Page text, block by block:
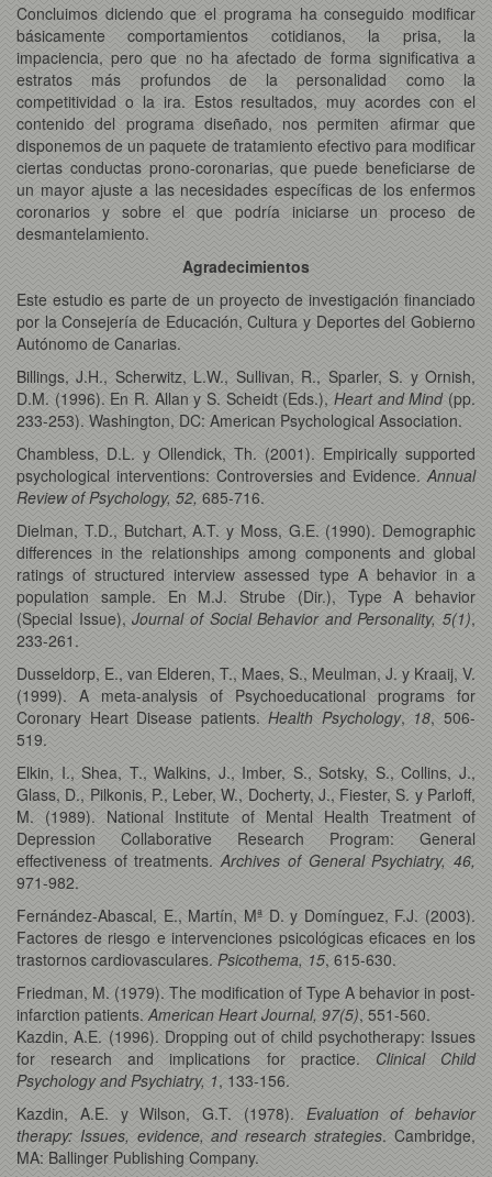
Concluimos diciendo que el programa ha conseguido modificar
básicamente comportamientos cotidianos, la prisa, la
impaciencia, pero que no ha afectado de forma significativa a
estratos más profundos de la personalidad como la
competitividad o la ira. Estos resultados, muy acordes con el
contenido del programa diseñado, nos permiten afirmar que
disponemos de un paquete de tratamiento efectivo para modificar
ciertas conductas prono-coronarias, que puede beneficiarse de
un mayor ajuste a las necesidades específicas de los enfermos
coronarios y sobre el que podría iniciarse un proceso de
desmantelamiento.
Agradecimientos
Este estudio es parte de un proyecto de investigación financiado
por la Consejería de Educación, Cultura y Deportes del Gobierno
Autónomo de Canarias.
Billings, J.H., Scherwitz, L.W., Sullivan, R., Sparler, S. y Ornish,
D.M. (1996). En R. Allan y S. Scheidt (Eds.), Heart and Mind(pp.
233-253). Washington, DC: American Psychological Association.
Chambless, D.L. y Ollendick, Th. (2001). Empirically supported
psychological interventions: Controversies and Evidence. Annual
Review of Psychology, 52, 685-716.
Dielman, T.D., Butchart, A.T. y Moss, G.E. (1990). Demographic
differences in the relationships among components and global
ratings of structured interview assessed type A behavior in a
population sample. En M.J. Strube (Dir.), Type A behavior
(Special Issue),Journal of Social Behavior and Personality, 5(1),
233-261.
Dusseldorp, E., van Elderen, T., Maes, S., Meulman, J. y Kraaij, V.
(1999). A meta-analysis of Psychoeducational programs for
Coronary Heart Disease patients.Health Psychology, 18, 506-
519.
Elkin, I., Shea, T., Walkins, J., Imber, S., Sotsky, S., Collins, J.,
Glass, D., Pilkonis, P., Leber, W., Docherty, J., Fiester, S. y Parloff,
M. (1989). National Institute of Mental Health Treatment of
Depression Collaborative Research Program: General
effectiveness of treatments.Archives of General Psychiatry, 46,
971-982.
Fernández-Abascal, E., Martín, Mª D. y Domínguez, F.J. (2003).
Factores de riesgo e intervenciones psicológicas eficaces en los
trastornos cardiovasculares. Psicothema, 15, 615-630.
Friedman, M. (1979). The modification of Type A behavior in post-
infarction patients. American Heart Journal, 97(5), 551-560.
Kazdin, A.E. (1996). Dropping out of child psychotherapy: Issues
for research and implications for practice. Clinical Child
Psychology and Psychiatry, 1, 133-156.
Kazdin, A.E. y Wilson, G.T. (1978). Evaluation of behavior
therapy: Issues, evidence, and research strategies. Cambridge,
MA: Ballinger Publishing Company.